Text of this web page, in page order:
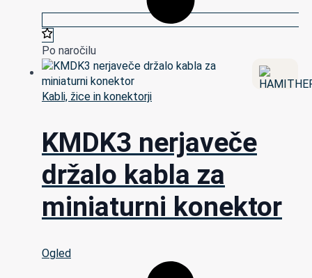
Po naročilu
Kabli, žice in konektorji
KMDK3 nerjaveče
držalo kabla za
miniaturni konektor
Ogled